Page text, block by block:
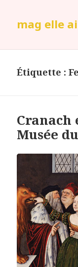
mag elle
Étiquette :
Cranach
Musée